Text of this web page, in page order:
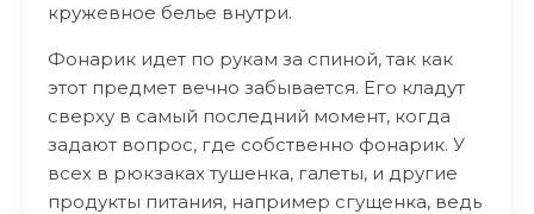
кружевное белье внутри.
Фонарик идет по рукам за спиной, так как
этот предмет вечно забывается. Его кладут
сверху в самый последний момент, когда
задают вопрос, где собственно фонарик. У
всех в рюкзаках тушенка, галеты, и другие
продукты питания, например сгущенка, ведь